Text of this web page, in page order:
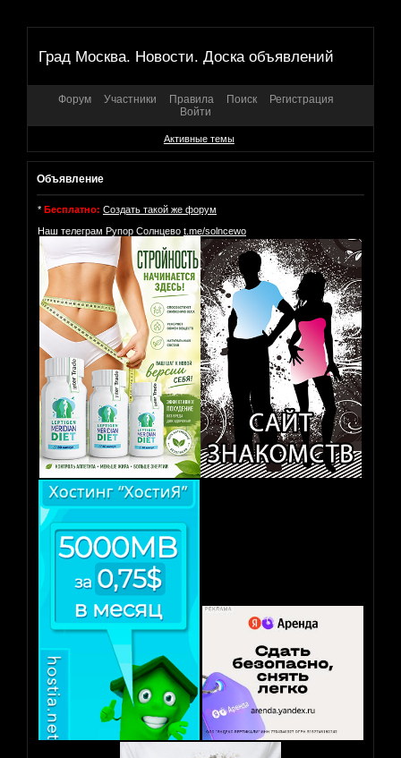
Град Москва. Новости. Доска объявлений
Форум Участники Правила Поиск
Регистрация
Войти
Активные темы
Объявление
* Бесплатно: Создать такой же форум
Наш телеграм Рупор Солнцево t.me/solncewo